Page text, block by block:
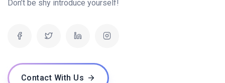
Don’t be shy introduce yourself!
Contact With Us